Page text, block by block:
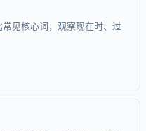
见核心词，观察现在时、过